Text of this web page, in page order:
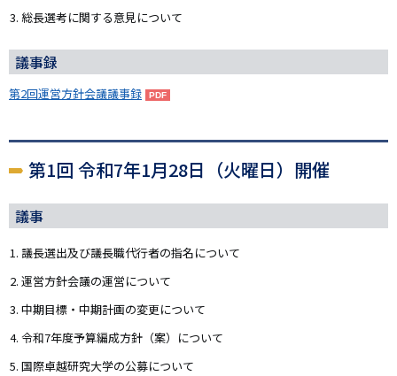
総長選考に関する意見について
議事録
第2回運営方針会議議事録
第1回 令和7年1月28日（火曜日）開催
議事
議長選出及び議長職代行者の指名について
運営方針会議の運営について
中期目標・中期計画の変更について
令和7年度予算編成方針（案）について
国際卓越研究大学の公募について